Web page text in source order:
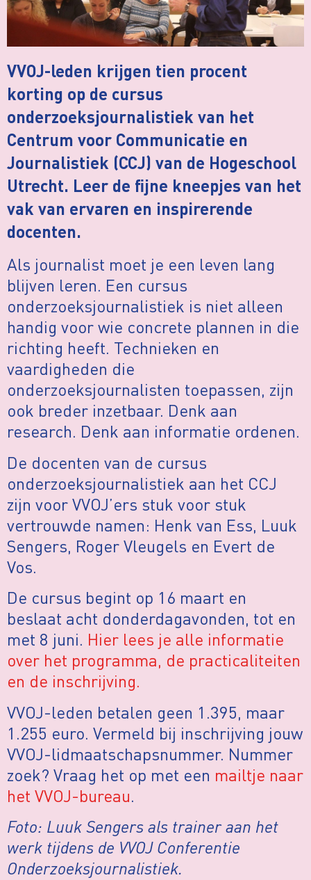
VVOJ-leden krijgen tien procent
korting op de cursus
onderzoeksjournalistiek van het
Centrum voor Communicatie en
Journalistiek (CCJ) van de Hogeschool
Utrecht. Leer de fijne kneepjes van het
vak van ervaren en inspirerende
docenten.
Als journalist moet je een leven lang
blijven leren. Een cursus
onderzoeksjournalistiek is niet alleen
handig voor wie concrete plannen in die
richting heeft. Technieken en
vaardigheden die
onderzoeksjournalisten toepassen, zijn
ook breder inzetbaar. Denk aan
research. Denk aan informatie ordenen.
De docenten van de cursus
onderzoeksjournalistiek aan het CCJ
zijn voor VVOJ’ers stuk voor stuk
vertrouwde namen: Henk van Ess, Luuk
Sengers, Roger Vleugels en Evert de
Vos.
De cursus begint op 16 maart en
beslaat acht donderdagavonden, tot en
met 8 juni. Hier lees je alle informatie
over het programma, de practicaliteiten
en de inschrijving.
VVOJ-leden betalen geen 1.395, maar
1.255 euro. Vermeld bij inschrijving jouw
VVOJ-lidmaatschapsnummer. Nummer
zoek? Vraag het op met een mailtje naar
het VVOJ-bureau.
Foto: Luuk Sengers als trainer aan het
werk tijdens de VVOJ Conferentie
Onderzoeksjournalistiek.